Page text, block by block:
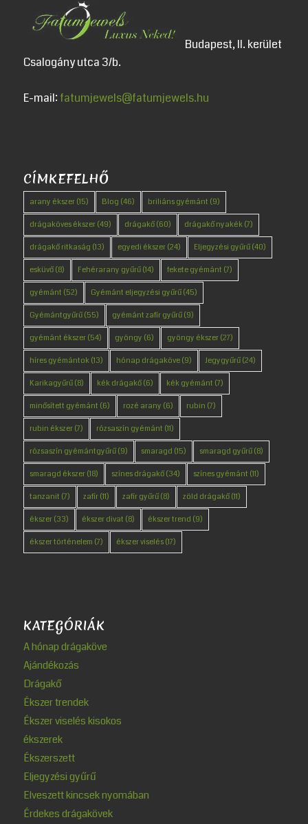
Budapest, II. kerület
Csalogány utca 3/b.
E-mail: fatumjewels@fatumjewels.hu
CÍMKEFELHŐ
arany ékszer(15) Blog (46) briliáns gyémánt (9)
drágaköves ékszer(49) drágakő(60) drágakő nyakék(7)
drágakő ritkaság (13) egyedi ékszer(24) Eljegyzési gyűrű(40)
esküvő(8) Fehérarany gyűrű(14) fekete gyémánt (7)
gyémánt (52) Gyémánt eljegyzési gyűrű(45)
Gyémántgyűrű(55) gyémánt zafír gyűrű(9)
gyémánt ékszer(54) gyöngy (6) gyöngy ékszer(27)
híres gyémántok(13) hónap drágaköve(9) Jegygyűrű(24)
Karikagyűrű(8) kék drágakő(6) kék gyémánt (7)
minősített gyémánt (6) rozé arany (6) rubin (7)
rubin ékszer(7) rózsaszín gyémánt (11)
rózsaszín gyémántgyűrű(9) smaragd (15) smaragd gyűrű(8)
smaragd ékszer(18) színes drágakő(34) színes gyémánt (11)
tanzanit (7) zafír(11) zafír gyűrű(8) zöld drágakő(11)
ékszer(33) ékszer divat (8) ékszer trend (9)
ékszer történelem (7) ékszer viselés(17)
KATEGÓRIÁK
A hónap drágaköve
Ajándékozás
Drágakő
Ékszer trendek
Ékszer viselés kisokos
ékszerek
Ékszerszett
Eljegyzési gyűrű
Elveszett kincsek nyomában
Érdekes drágakövek